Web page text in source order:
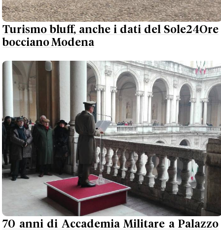
Turismo bluff, anche i dati del Sole24Ore
bocciano Modena
70 anni di Accademia Militare a Palazzo